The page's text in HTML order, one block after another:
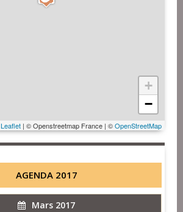
+
−
Leaflet | © Openstreetmap France | ©OpenStreetMap
AGENDA 2017
Mars 2017